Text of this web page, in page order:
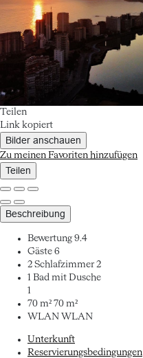
Teilen
Link kopiert
Bilder anschauen
Zu meinen Favoriten hinzufügen
Teilen
Beschreibung
Bewertung 9.4
Gäste 6
2 Schlafzimmer 2
1 Bad mit Dusche
1
70 m² 70 m²
WLAN WLAN
Unterkunft
Reservierungsbedingungen